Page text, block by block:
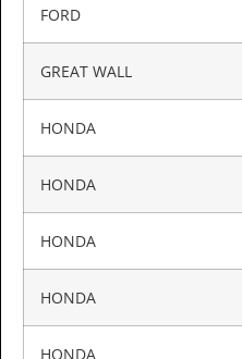
FORD
GREAT WALL
HONDA
HONDA
HONDA
HONDA
HONDA